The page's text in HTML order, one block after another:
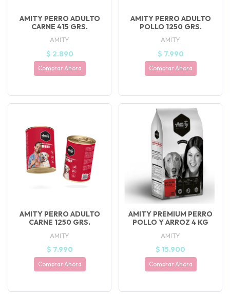
AMITY PERRO ADULTO
CARNE 415 GRS.
AMITY
$ 2.890
Comprar Ahora
AMITY PERRO ADULTO
POLLO 1250 GRS.
AMITY
$ 7.990
Comprar Ahora
AMITY PERRO ADULTO
CARNE 1250 GRS.
AMITY
$ 7.990
Comprar Ahora
AMITY PREMIUM PERRO
POLLO Y ARROZ 4 KG
AMITY
$ 15.900
Comprar Ahora